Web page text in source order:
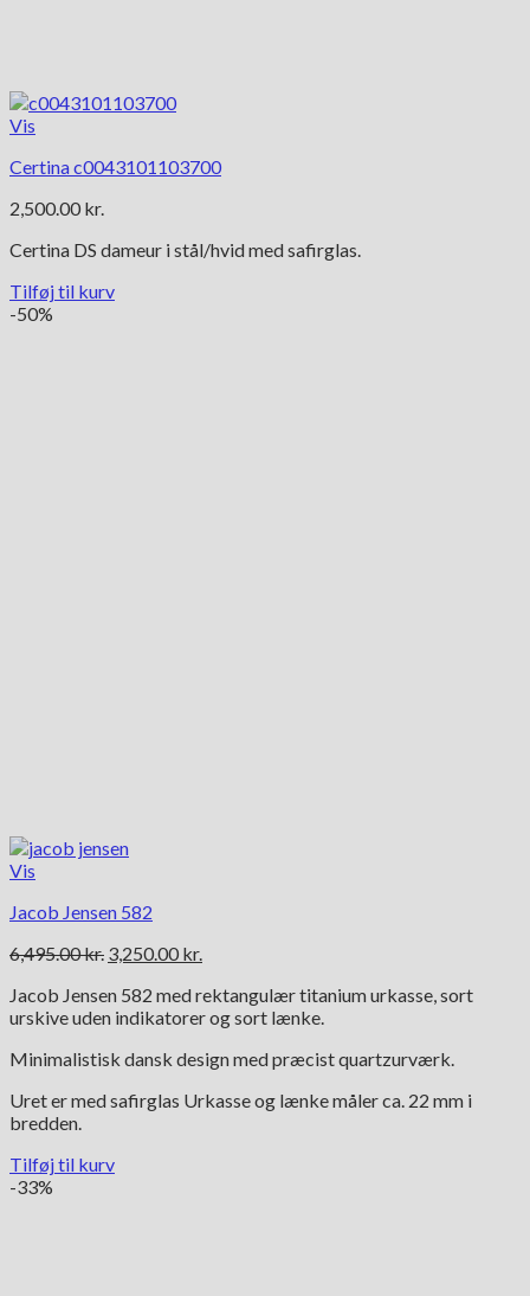
Vis
Certina c0043101103700
2,500.00 kr.
Certina DS dameur i stål/hvid med safirglas.
Tilføj til kurv
-50%
Vis
Jacob Jensen 582
6,495.00kr. Den
pris
var:
3,250.00 kr.
pris
er:
Jacob Jensen 582 med rektangulær titanium urkasse, sort
urskive uden indikatorer og sort lænke.
Minimalistisk dansk design med præcist quartzurværk.
Uret er med safirglas Urkasse og lænke måler ca. 22 mm i
bredden.
Tilføj til kurv
-33%